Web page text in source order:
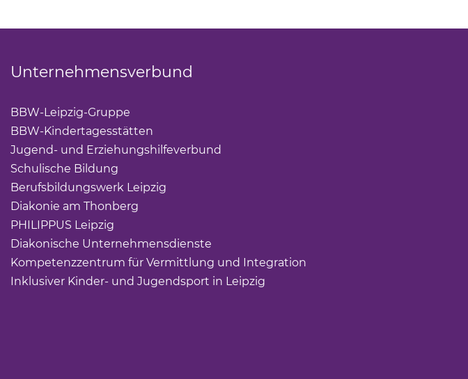
Unternehmensverbund
BBW-Leipzig-Gruppe
BBW-Kindertagesstätten
Jugend- und Erziehungshilfeverbund
Schulische Bildung
Berufsbildungswerk Leipzig
Diakonie am Thonberg
PHILIPPUS Leipzig
Diakonische Unternehmensdienste
Kompetenzzentrum für Vermittlung und Integration
Inklusiver Kinder- und Jugendsport in Leipzig